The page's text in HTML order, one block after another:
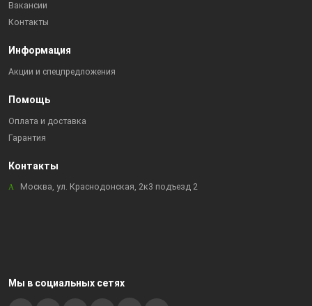
Вакансии
Контакты
Информация
Акции и спецпредложения
Помощь
Оплата и доставка
Гарантия
Контакты
Москва, ул. Краснодонская, 2к3 подъезд 2
Мы в социальных сетях